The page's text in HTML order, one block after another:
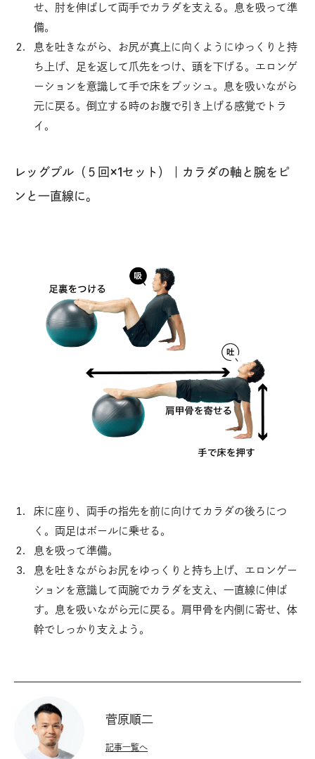
せ、肘を伸ばして両手でカラダを支える。息を吸って準
備。
息を吐きながら、お尻が真上に向くようにゆっくりと持
ち上げ、足を返して爪先をつけ、頭を下げる。エロンゲ
ーションを意識して手で床をプッシュ。息を吸いながら
元に戻る。倒立する時のお腹で引き上げる感覚でトラ
イ。
レッグプル（５回×1セット）｜カラダの軸と腕をピ
ンと一直線に。
床に座り、両手の指先を前に向けてカラダの後ろにつ
く。両足はボールに乗せる。
息を吸って準備。
息を吐きながらお尻をゆっくりと持ち上げ、エロンゲー
ションを意識して両腕でカラダを支え、一直線に伸ば
す。息を吸いながら元に戻る。肩甲骨を内側に寄せ、体
幹でしっかり支えよう。
菅原順二
記事一覧へ